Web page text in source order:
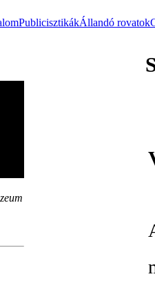
PublicisztikákÁllandó rovatok